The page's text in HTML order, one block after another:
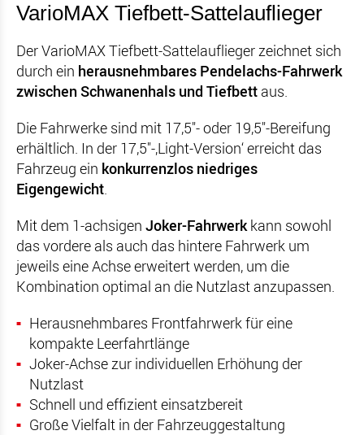
VarioMAX Tiefbett-Sattelauflieger
Der VarioMAX Tiefbett-Sattelauflieger zeichnet sich
durch ein herausnehmbares Pendelachs-Fahrwerk
zwischen Schwanenhals und Tiefbett aus.
Die Fahrwerke sind mit 17,5"- oder 19,5"-Bereifung
erhältlich. In der 17,5"-‚Light-Version‘ erreicht das
Fahrzeug ein konkurrenzlos niedriges
Eigengewicht.
Mit dem 1-achsigen Joker-Fahrwerkkann sowohl
das vordere als auch das hintere Fahrwerk um
jeweils eine Achse erweitert werden, um die
Kombination optimal an die Nutzlast anzupassen.
Herausnehmbares Frontfahrwerk für eine
kompakte Leerfahrtlänge
Joker-Achse zur individuellen Erhöhung der
Nutzlast
Schnell und effizient einsatzbereit
Große Vielfalt in der Fahrzeuggestaltung